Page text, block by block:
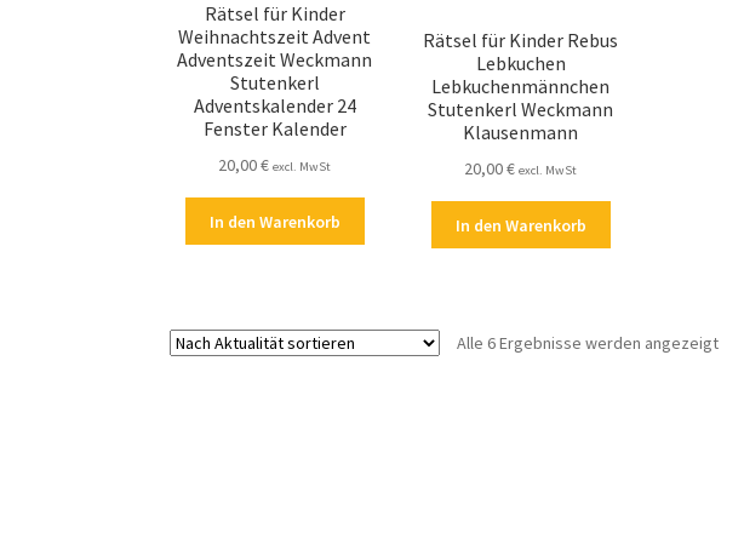
Rätsel für Kinder
Weihnachtszeit Advent
Adventszeit Weckmann
Stutenkerl
Adventskalender 24
Fenster Kalender
20,00€ excl. MwSt
In den Warenkorb
Rätsel für Kinder Rebus
Lebkuchen
Lebkuchenmännchen
Stutenkerl Weckmann
Klausenmann
20,00€ excl. MwSt
In den Warenkorb
Alle 6 Ergebnisse werden angezeigtNach